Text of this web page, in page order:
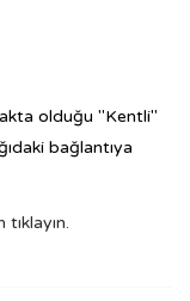
olduğu "Kentli"
bağlantıya